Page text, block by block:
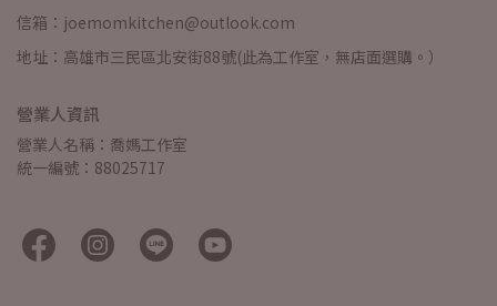
信箱：joemomkitchen@outlook.com
地址：高雄市三民區北安街88號(此為工作室，無店面選購。）
營業人資訊
營業人名稱：喬媽工作室
統一編號：88025717